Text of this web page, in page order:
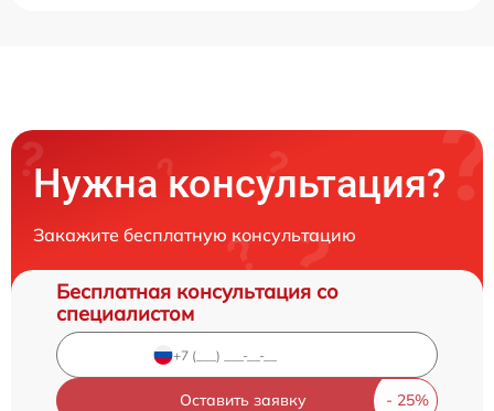
Нужна консультация?
Закажите бесплатную консультацию
Бесплатная консультация со
специалистом
Оставить заявку